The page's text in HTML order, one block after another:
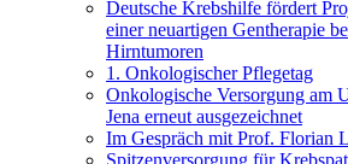
Deutsche Krebshilfe fördert
einer neuartigen Gentherapie
Hirntumoren
1. Onkologischer Pflegetag
Onkologische Versorgung am
Jena erneut ausgezeichnet
Im Gespräch mit Prof. Florian
Spitzenversorgung für